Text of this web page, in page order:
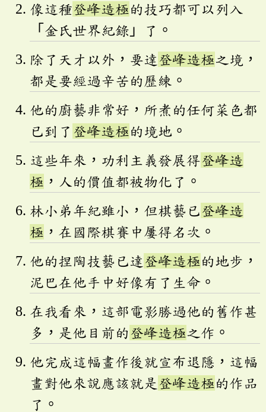
像這種登峰造極的技巧都可以列入
「金氏世界紀錄」了。
除了天才以外，要達 登峰造極之境，
都是要經過辛苦的歷練。
他的廚藝非常好，所煮的任何菜色都
已到了 登峰造極的境地。
這些年來，功利主義發展得登峰造
極 ，人的價值都被物化了。
林小弟年紀雖小，但棋藝已登峰造
極 ，在國際棋賽中屢得名次。
他的捏陶技藝已達 登峰造極的地步，
泥巴在他手中好像有了生命。
在我看來，這部電影勝過他的舊作甚
多，是他目前的 登峰造極之作。
他完成這幅畫作後就宣布退隱，這幅
畫對他來說應該就是 登峰造極的作品
了。